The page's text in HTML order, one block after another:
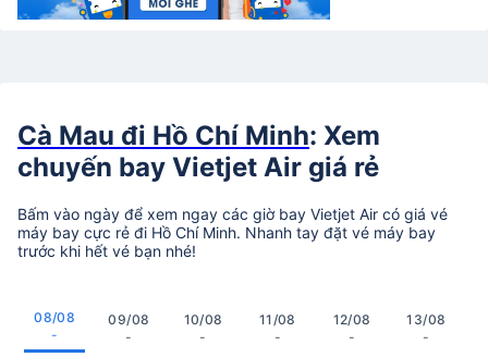
Cà Mau đi Hồ Chí Minh: Xem
chuyến bay Vietjet Air giá rẻ
Bấm vào ngày để xem ngay các giờ bay Vietjet Air có giá vé
máy bay cực rẻ đi Hồ Chí Minh. Nhanh tay đặt vé máy bay
trước khi hết vé bạn nhé!
08/08
-
09/08
-
10/08
-
11/08
-
12/08
-
13/08
-